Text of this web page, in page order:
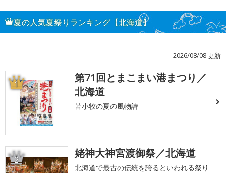
夏の人気夏祭りランキング【北海道】
2026/08/08 更新
1
第71回とまこまい港まつり／
北海道
苫小牧の夏の風物詩
2 姥神大神宮渡御祭／北海道
北海道で最古の伝統を誇るといわれる祭り